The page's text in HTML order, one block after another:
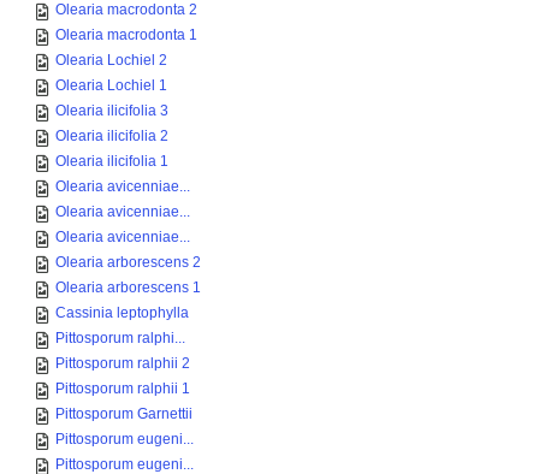
Olearia macrodonta 2
Olearia macrodonta 1
Olearia Lochiel 2
Olearia Lochiel 1
Olearia ilicifolia 3
Olearia ilicifolia 2
Olearia ilicifolia 1
Olearia avicenniae...
Olearia avicenniae...
Olearia avicenniae...
Olearia arborescens 2
Olearia arborescens 1
Cassinia leptophylla
Pittosporum ralphi...
Pittosporum ralphii 2
Pittosporum ralphii 1
Pittosporum Garnettii
Pittosporum eugeni...
Pittosporum eugeni...